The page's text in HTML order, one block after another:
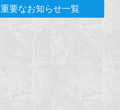
重要なお知らせ一覧